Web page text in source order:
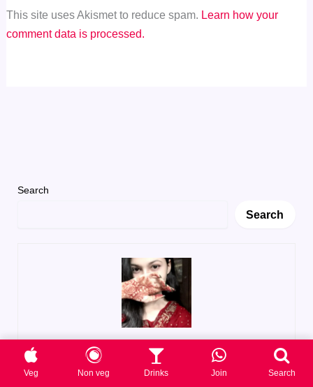
This site uses Akismet to reduce spam. Learn how your
comment data is processed.
Search
Search
Muskan
Veg Non veg Drinks Join Search